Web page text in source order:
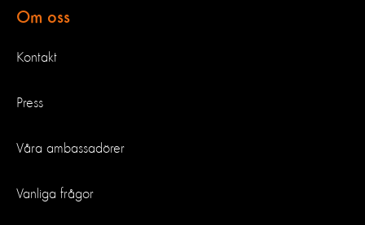
Om oss
Kontakt
Press
Våra ambassadörer
Vanliga frågor